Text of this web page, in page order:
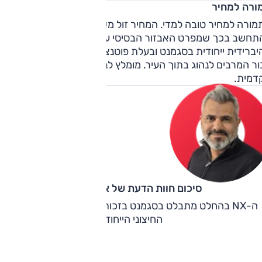
למחיר
למחיר טובה למדי. המחיר זול משל רוב המתחרים, בוודאי
בכך שמפרט האבזור הבסיסי עשיר למדי. הגרסה
ייחודית בסגמנט ובעלת פוטנציאל צמצום עלויות, במיוחד
המרבים לנהוג בתוך העיר. מומלץ לבחור בגרסאות ההנעה
סיכום חוות הדעת של אוהד אלגוב
ה-NX בהחלט מתבלט בסגמנט בזכות התמורה הטובה והמופע
החיצוני הייחודי.